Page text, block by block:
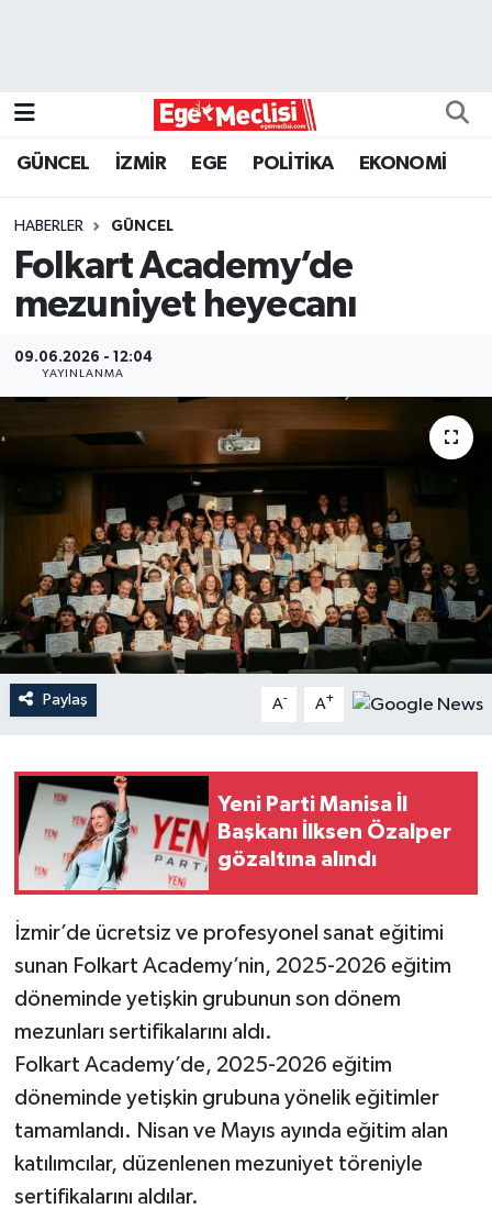
GÜNCEL İZMİR EGE POLİTİKA EKONOMİ
HABERLER GÜNCEL
Folkart Academy’de
mezuniyet heyecanı
09.06.2026 - 12:04
YAYINLANMA
Paylaş A- A+
Yeni Parti Manisa İl
Başkanı İlksen Özalper
gözaltına alındı
İzmir’de ücretsiz ve profesyonel sanat eğitimi
sunan Folkart Academy’nin, 2025-2026 eğitim
döneminde yetişkin grubunun son dönem
mezunları sertifikalarını aldı.
Folkart Academy’de, 2025-2026 eğitim
döneminde yetişkin grubuna yönelik eğitimler
tamamlandı. Nisan ve Mayıs ayında eğitim alan
katılımcılar, düzenlenen mezuniyet töreniyle
sertifikalarını aldılar.
GÜNCEL
İZMİR
ÖZEL HABER
POLİTİKA
SPOR
YAŞAM